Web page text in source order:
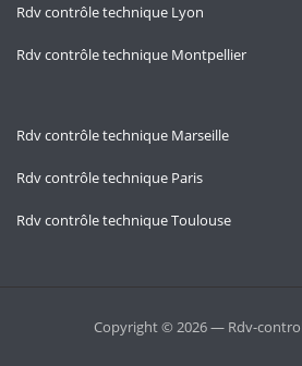
Rdv contrôle technique Lyon
Rdv contrôle technique Montpellier
Rdv contrôle technique Marseille
Rdv contrôle technique Paris
Rdv contrôle technique Toulouse
Copyright © 2026 — Rdv-